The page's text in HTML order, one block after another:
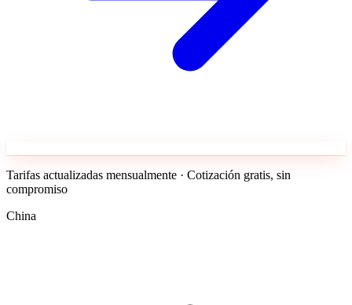
Tarifas actualizadas mensualmente · Cotización gratis, sin
compromiso
China